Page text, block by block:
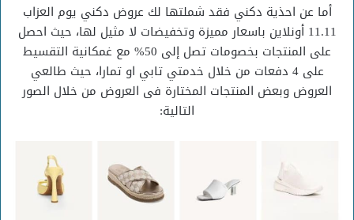
أما عن احذية دكني فقد شملتها لك عروض دكني يوم العزاب
11.11 أونلاين باسعار مميزة وتخفيضات لا مثيل لها، حيث احصل
على المنتجات بخصومات تصل إلى 50% مع غمكانية التقسيط
على 4 دفعات من خلال خدمتي تابي او تمارا، حيث طالعي
العروض وبعض المنتجات المختارة فى العروض من خلال الصور
التالية: